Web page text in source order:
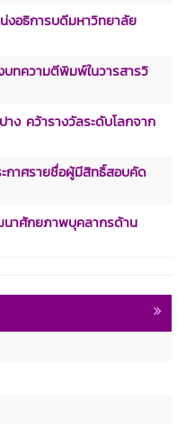
งอธิการบดีมหาวิทยาลัย
ทความตีพิมพ์ในวารสารวิ
ง คว้ารางวัลระดับโลกจาก
กาศรายชื่อผู้มีสิทธิ์สอบคัด
าศักยภาพบุคลากรด้าน